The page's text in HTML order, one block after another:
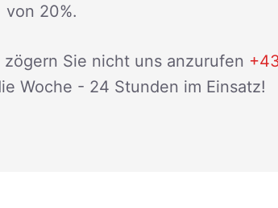
von 20%.
Sie nicht uns anzurufen
Woche - 24 Stunden im Einsatz!